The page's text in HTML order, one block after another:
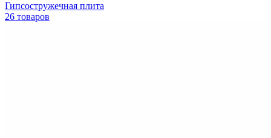
Гипсостружечная плита
26 товаров